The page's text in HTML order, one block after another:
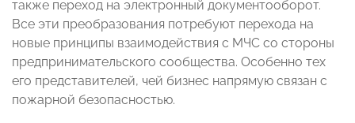
также переход на электронный документооборот.
Все эти преобразования потребуют перехода на
новые принципы взаимодействия с МЧС со стороны
предпринимательского сообщества. Особенно тех
его представителей, чей бизнес напрямую связан с
пожарной безопасностью.